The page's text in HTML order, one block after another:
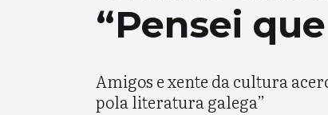
“Pensei
Amigos e xente da cultura
pola literatura galega”